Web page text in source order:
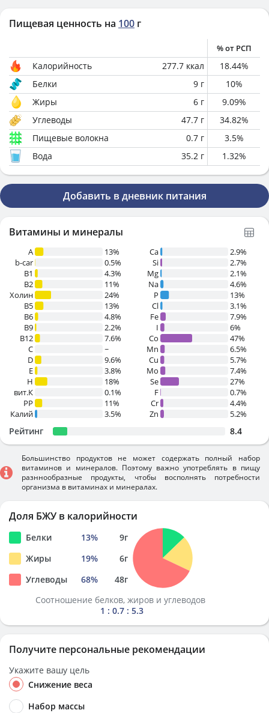
Пищевая ценность на 100 г
% от РСП
Калорийность 277.7 ккал 18.44%
Белки
9 г 10%
Жиры
6 г 9.09%
Углеводы
47.7 г 34.82%
Пищевые волокна
0.7 г 3.5%
Вода
35.2 г 1.32%
Добавить в дневник питания
Витамины и минералы
A
13%
b-car
0.5%
В1
4.3%
B2
11%
Холин
24%
B5
13%
B6
4.8%
B9
2.2%
B12
7.6%
C
~
D
9.6%
E
3.8%
H
18%
вит.К
0.1%
PP
11%
Калий
3.5%
Ca
2.9%
Si
2.7%
Mg
2.1%
Na
4.6%
P
13%
Cl
3.1%
Fe
7.9%
I
6%
Co
47%
Mn
6.5%
Cu
5.7%
Mo
7.4%
Se
27%
F
0.7%
Cr
4.4%
Zn
5.2%
Рейтинг 8.4
Большинство продуктов не может содержать полный набор
витаминов и минералов. Поэтому важно употреблять в пищу
разннообразные продукты, чтобы восполнять потребности
организма в витаминах и минералах.
Доля БЖУ в калорийности
Белки 13% 9г
Жиры
19% 6г
Углеводы
68% 48г
Соотношение белков, жиров и углеводов
1 : 0.7 : 5.3
Получите персональные рекомендации
Укажите вашу цель
Снижение веса
Набор массы